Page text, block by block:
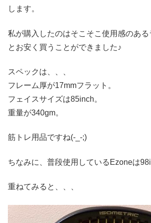
します。
私が購入したのはそこそこ使用感のある
とお安く買うことができました♪
スペックは、、、
フレーム厚が17mmフラット。
フェイスサイズは85inch。
重量が340gm。
筋トレ用品ですね(-_-;)
ちなみに、普段使用しているEzoneは
重ねてみると、、、